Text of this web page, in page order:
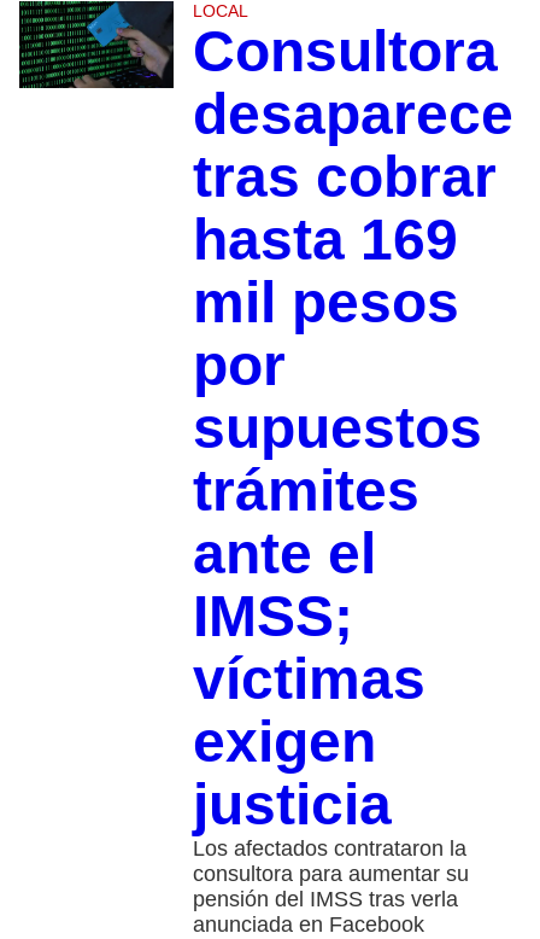
LOCAL
Consultora
desaparece
tras cobrar
hasta 169
mil pesos
por
supuestos
trámites
ante el
IMSS;
víctimas
exigen
justicia
Los afectados contrataron la
consultora para aumentar su
pensión del IMSS tras verla
anunciada en Facebook